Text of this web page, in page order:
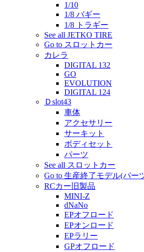
1/10
1/8 バギー
1/8 トラギー
See all JETKO TIRE
Go to スロットカー
カレラ
DIGITAL 132
GO
EVOLUTION
DIGITAL 124
Ｄslot43
車体
アクセサリー
サーキット
ボディセット
パーツ
See all スロットカー
Go to 生産終了モデル(パー
RCカー旧製品
MINI-Z
dNaNo
EPオフロード
EPオンロード
EPラリー
GPオフロード